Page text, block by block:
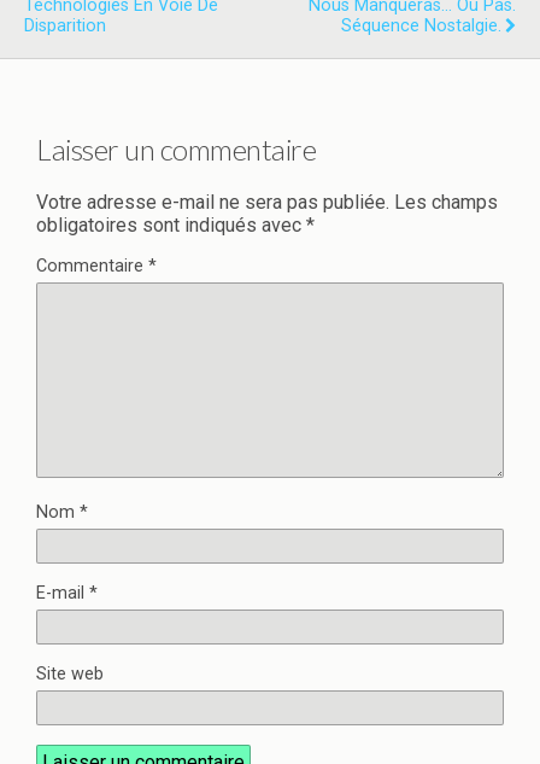
Technologies En Voie De
Disparition
Nous Manqueras... Ou Pas.
Séquence Nostalgie.
Laisser un commentaire
Votre adresse e-mail ne sera pas publiée. Les champs
obligatoires sont indiqués avec *
Commentaire *
Nom *
E-mail *
Site web